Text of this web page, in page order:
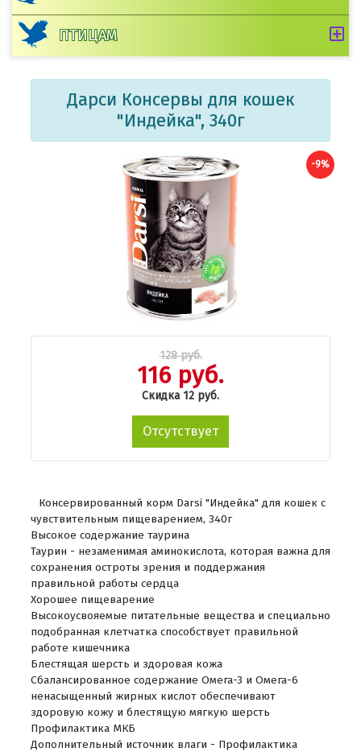
ПТИЦАМ
Дарси Консервы для кошек
"Индейка", 340г
-9%
128 руб.
116 руб.
Скидка 12 руб.
Отсутствует
Консервированный корм Darsi "Индейка" для кошек с
чувствительным пищеварением, 340г
Высокое содержание таурина
Таурин - незаменимая аминокислота, которая важна для
сохранения остроты зрения и поддержания
правильной работы сердца
Хорошее пищеварение
Высокоусвояемые питательные вещества и специально
подобранная клетчатка способствует правильной
работе кишечника
Блестящая шерсть и здоровая кожа
Сбалансированное содержание Омега-3 и Омега-6
ненасыщенный жирных кислот обеспечивают
здоровую кожу и блестящую мягкую шерсть
Профилактика МКБ
Дополнительный источник влаги - Профилактика